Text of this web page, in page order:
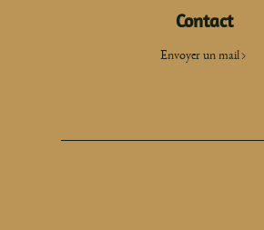
Contact
Envoyer un mail